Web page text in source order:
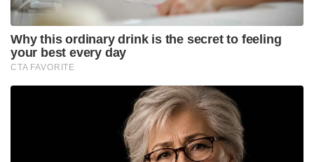
Why this ordinary drink is the secret to feeling
your best every day
CTA FAVORITE